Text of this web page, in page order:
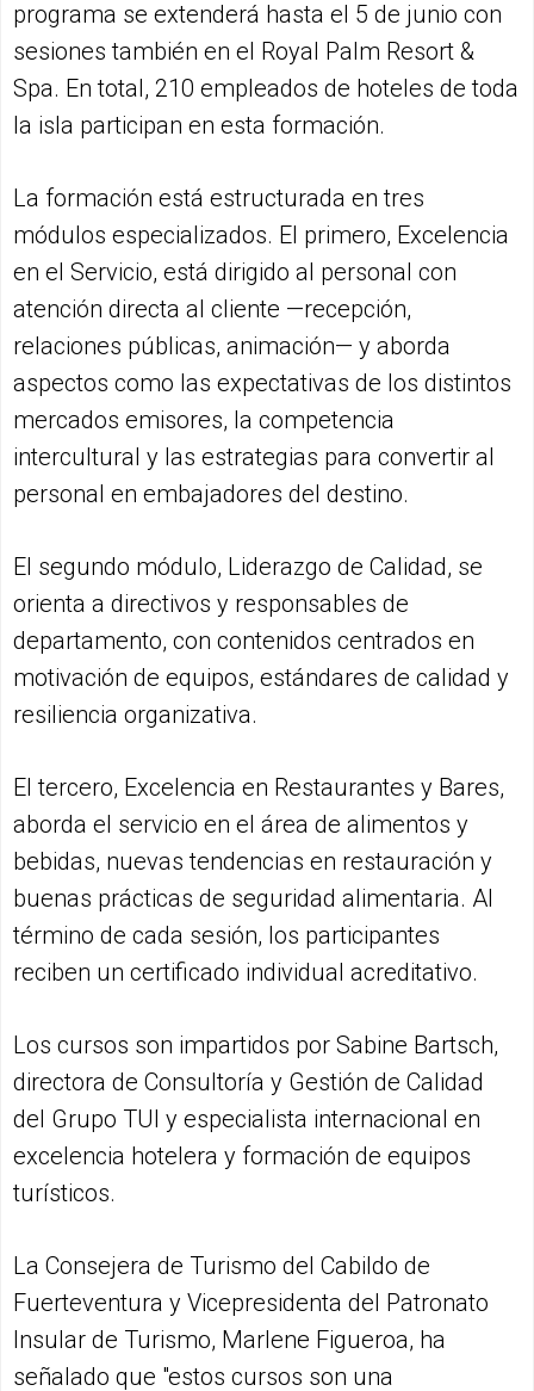
programa se extenderá hasta el 5 de junio con
sesiones también en el Royal Palm Resort &
Spa. En total, 210 empleados de hoteles de toda
la isla participan en esta formación.
La formación está estructurada en tres
módulos especializados. El primero, Excelencia
en el Servicio, está dirigido al personal con
atención directa al cliente —recepción,
relaciones públicas, animación— y aborda
aspectos como las expectativas de los distintos
mercados emisores, la competencia
intercultural y las estrategias para convertir al
personal en embajadores del destino.
El segundo módulo, Liderazgo de Calidad, se
orienta a directivos y responsables de
departamento, con contenidos centrados en
motivación de equipos, estándares de calidad y
resiliencia organizativa.
El tercero, Excelencia en Restaurantes y Bares,
aborda el servicio en el área de alimentos y
bebidas, nuevas tendencias en restauración y
buenas prácticas de seguridad alimentaria. Al
término de cada sesión, los participantes
reciben un certificado individual acreditativo.
Los cursos son impartidos por Sabine Bartsch,
directora de Consultoría y Gestión de Calidad
del Grupo TUI y especialista internacional en
excelencia hotelera y formación de equipos
turísticos.
La Consejera de Turismo del Cabildo de
Fuerteventura y Vicepresidenta del Patronato
Insular de Turismo, Marlene Figueroa, ha
señalado que "estos cursos son una